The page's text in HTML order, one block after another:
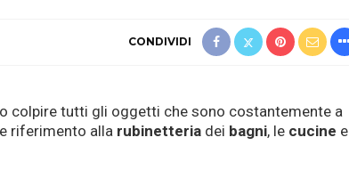
CONDIVIDI
colpire tutti gli oggetti che sono costantemente a
riferimento alla rubinetteria dei bagni, le cucine e